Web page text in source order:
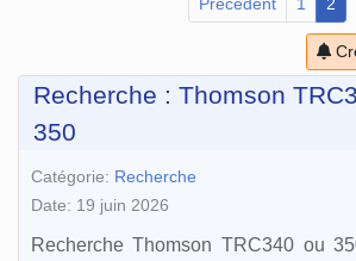
Recherche : Thomson
350
Catégorie: Recherche
Date: 19 juin 2026
Recherche Thomson TRC340 ou